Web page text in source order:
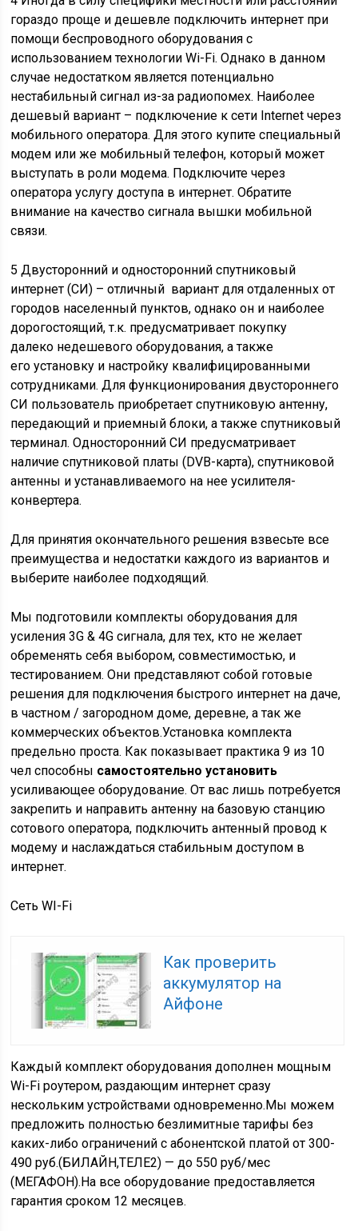
гораздо проще и дешевле подключить интернет при
помощи беспроводного оборудования с
использованием технологии Wi-Fi. Однако в данном
случае недостатком является потенциально
нестабильный сигнал из-за радиопомех. Наиболее
дешевый вариант – подключение к сети Internet через
мобильного оператора. Для этого купите специальный
модем или же мобильный телефон, который может
выступать в роли модема. Подключите через
оператора услугу доступа в интернет. Обратите
внимание на качество сигнала вышки мобильной
связи.
5 Двусторонний и односторонний спутниковый
интернет (СИ) – отличный вариант для отдаленных от
городов населенный пунктов, однако он и наиболее
дорогостоящий, т.к. предусматривает покупку
далеко недешевого оборудования, а также
его установку и настройку квалифицированными
сотрудниками. Для функционирования двустороннего
СИ пользователь приобретает спутниковую антенну,
передающий и приемный блоки, а также спутниковый
терминал. Односторонний СИ предусматривает
наличие спутниковой платы (DVB-карта), спутниковой
антенны и устанавливаемого на нее усилителя-
конвертера.
Для принятия окончательного решения взвесьте все
преимущества и недостатки каждого из вариантов и
выберите наиболее подходящий.
Мы подготовили комплекты оборудования для
усиления 3G & 4G сигнала, для тех, кто не желает
обременять себя выбором, совместимостью, и
тестированием. Они представляют собой готовые
решения для подключения быстрого интернет на даче,
в частном / загородном доме, деревне, а так же
коммерческих объектов.Установка комплекта
предельно проста. Как показывает практика 9 из 10
чел способны самостоятельно установить
усиливающее оборудование. От вас лишь потребуется
закрепить и направить антенну на базовую станцию
сотового оператора, подключить антенный провод к
модему и наслаждаться стабильным доступом в
интернет.
Сеть WI-Fi
Как проверить
аккумулятор на
Айфоне
Каждый комплект оборудования дополнен мощным
Wi-Fi роутером, раздающим интернет сразу
нескольким устройствами одновременно.Мы можем
предложить полностью безлимитные тарифы без
каких-либо ограничений с абонентской платой от 300-
490 руб.(БИЛАЙН,ТЕЛЕ2) — до 550 руб/мес
(МЕГАФОН).На все оборудование предоставляется
гарантия сроком 12 месяцев.